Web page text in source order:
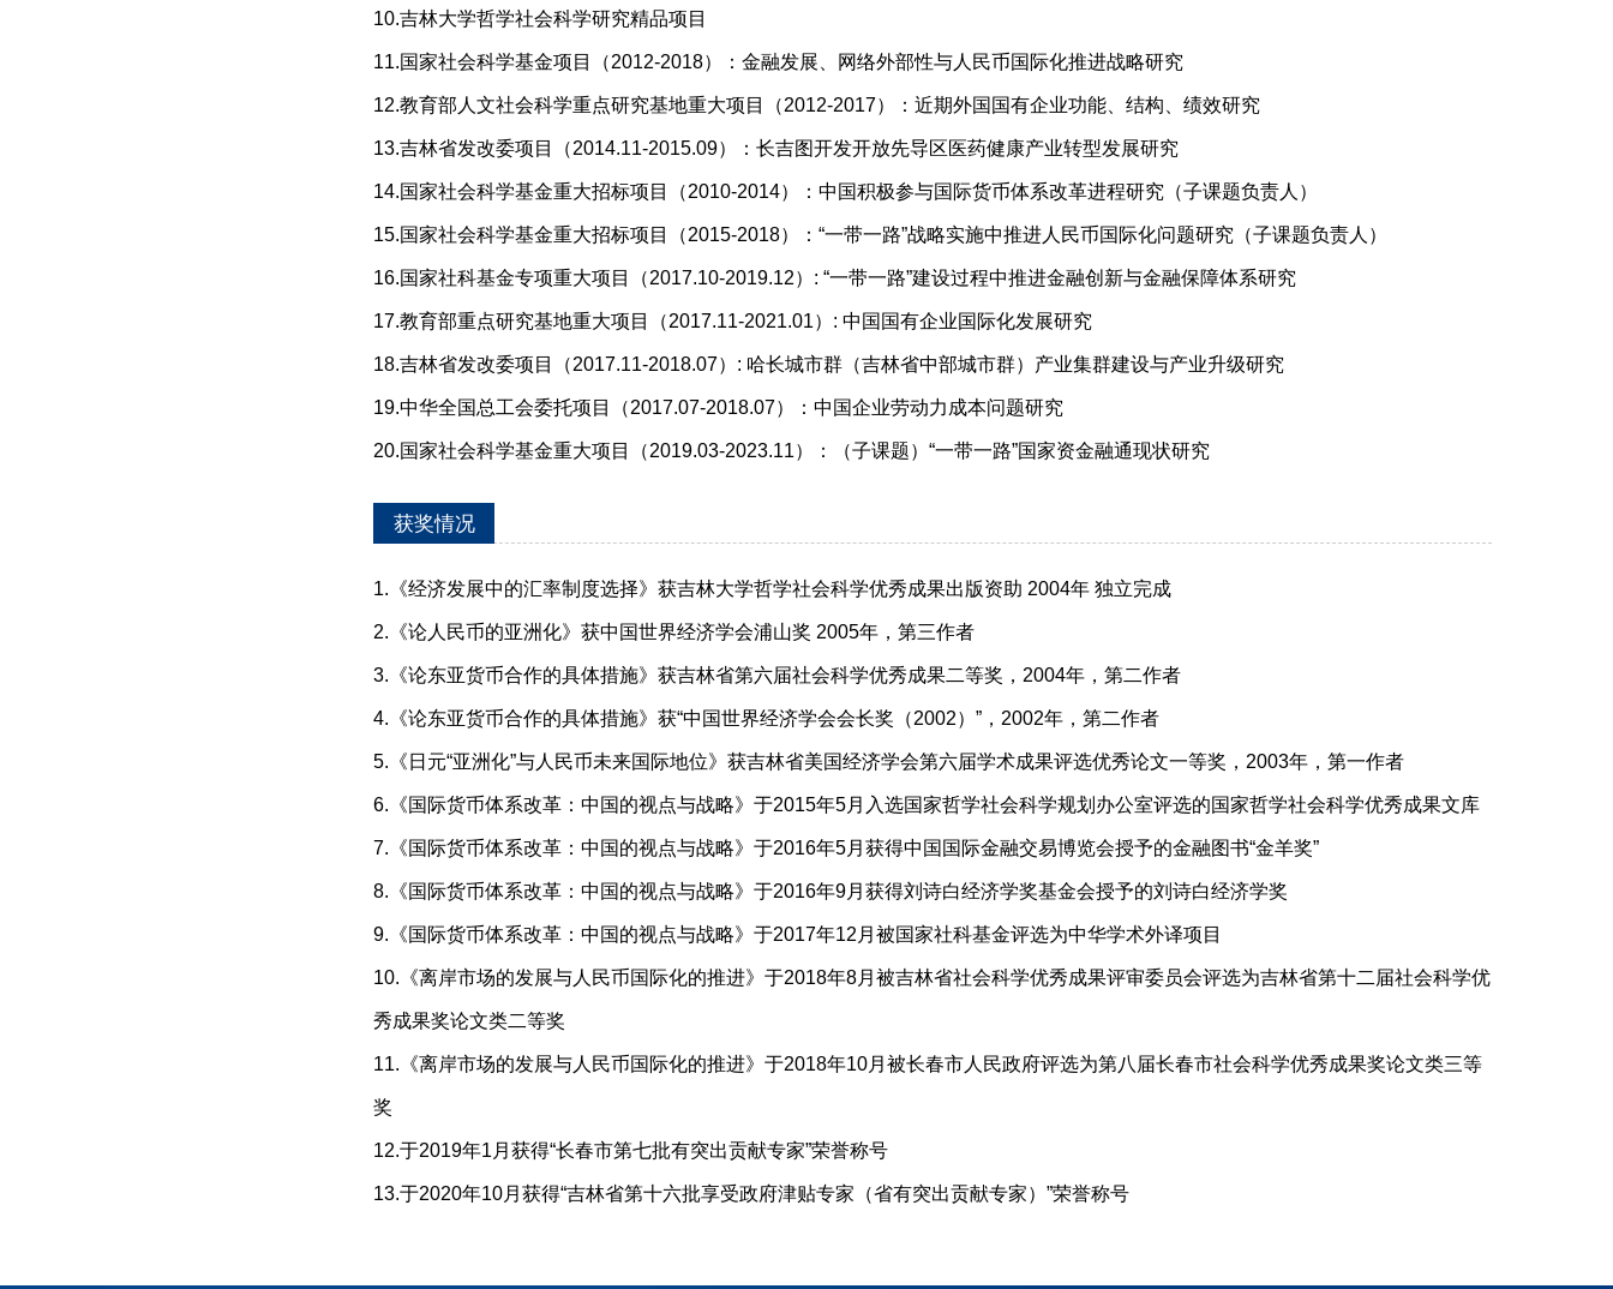
10.吉林大学哲学社会科学研究精品项目
11.国家社会科学基金项目（2012-2018）：金融发展、网络外部性与人民币国际化推进战略研究
12.教育部人文社会科学重点研究基地重大项目（2012-2017）：近期外国国有企业功能、结构、绩效研究
13.吉林省发改委项目（2014.11-2015.09）：长吉图开发开放先导区医药健康产业转型发展研究
14.国家社会科学基金重大招标项目（2010-2014）：中国积极参与国际货币体系改革进程研究（子课题负责人）
15.国家社会科学基金重大招标项目（2015-2018）：“一带一路”战略实施中推进人民币国际化问题研究（子课题负责人）
16.国家社科基金专项重大项目（2017.10-2019.12）: “一带一路”建设过程中推进金融创新与金融保障体系研究
17.教育部重点研究基地重大项目（2017.11-2021.01）: 中国国有企业国际化发展研究
18.吉林省发改委项目（2017.11-2018.07）: 哈长城市群（吉林省中部城市群）产业集群建设与产业升级研究
19.中华全国总工会委托项目（2017.07-2018.07）：中国企业劳动力成本问题研究
20.国家社会科学基金重大项目（2019.03-2023.11）：（子课题）“一带一路”国家资金融通现状研究
获奖情况
1.《经济发展中的汇率制度选择》获吉林大学哲学社会科学优秀成果出版资助 2004年 独立完成
2.《论人民币的亚洲化》获中国世界经济学会浦山奖 2005年，第三作者
3.《论东亚货币合作的具体措施》获吉林省第六届社会科学优秀成果二等奖，2004年，第二作者
4.《论东亚货币合作的具体措施》获“中国世界经济学会会长奖（2002）”，2002年，第二作者
5.《日元“亚洲化”与人民币未来国际地位》获吉林省美国经济学会第六届学术成果评选优秀论文一等奖，2003年，第一作者
6.《国际货币体系改革：中国的视点与战略》于2015年5月入选国家哲学社会科学规划办公室评选的国家哲学社会科学优秀成果文库
7.《国际货币体系改革：中国的视点与战略》于2016年5月获得中国国际金融交易博览会授予的金融图书“金羊奖”
8.《国际货币体系改革：中国的视点与战略》于2016年9月获得刘诗白经济学奖基金会授予的刘诗白经济学奖
9.《国际货币体系改革：中国的视点与战略》于2017年12月被国家社科基金评选为中华学术外译项目
10.《离岸市场的发展与人民币国际化的推进》于2018年8月被吉林省社会科学优秀成果评审委员会评选为吉林省第十二届社会科学优
秀成果奖论文类二等奖
11.《离岸市场的发展与人民币国际化的推进》于2018年10月被长春市人民政府评选为第八届长春市社会科学优秀成果奖论文类三等
奖
12.于2019年1月获得“长春市第七批有突出贡献专家”荣誉称号
13.于2020年10月获得“吉林省第十六批享受政府津贴专家（省有突出贡献专家）”荣誉称号